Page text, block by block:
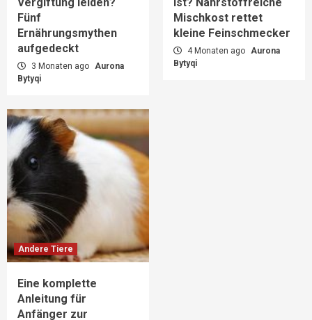
Fünf
Ernährungsmythen
aufgedeckt
3 Monaten ago Aurona
Bytyqi
Mischkost rettet
kleine Feinschmecker
4 Monaten ago Aurona
Bytyqi
Andere Tiere
Eine komplette
Anleitung für
Anfänger zur